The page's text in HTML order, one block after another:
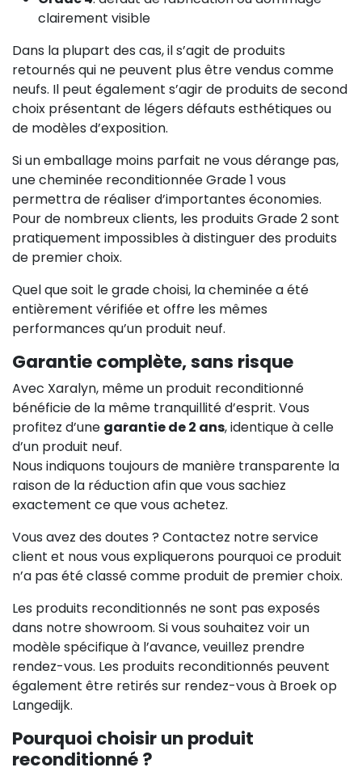
clairement visible
Dans la plupart des cas, il s’agit de produits
retournés qui ne peuvent plus être vendus comme
neufs. Il peut également s’agir de produits de second
choix présentant de légers défauts esthétiques ou
de modèles d’exposition.
Si un emballage moins parfait ne vous dérange pas,
une cheminée reconditionnée Grade 1 vous
permettra de réaliser d’importantes économies.
Pour de nombreux clients, les produits Grade 2 sont
pratiquement impossibles à distinguer des produits
de premier choix.
Quel que soit le grade choisi, la cheminée a été
entièrement vérifiée et offre les mêmes
performances qu’un produit neuf.
Garantie complète, sans risque
Avec Xaralyn, même un produit reconditionné
bénéficie de la même tranquillité d’esprit. Vous
profitez d’une garantie de 2 ans, identique à celle
d’un produit neuf.
Nous indiquons toujours de manière transparente la
raison de la réduction afin que vous sachiez
exactement ce que vous achetez.
Vous avez des doutes ? Contactez notre service
client et nous vous expliquerons pourquoi ce produit
n’a pas été classé comme produit de premier choix.
Les produits reconditionnés ne sont pas exposés
dans notre showroom. Si vous souhaitez voir un
modèle spécifique à l’avance, veuillez prendre
rendez-vous. Les produits reconditionnés peuvent
également être retirés sur rendez-vous à Broek op
Langedijk.
Pourquoi choisir un produit
reconditionné ?